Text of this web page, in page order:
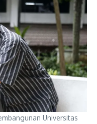
Universitas